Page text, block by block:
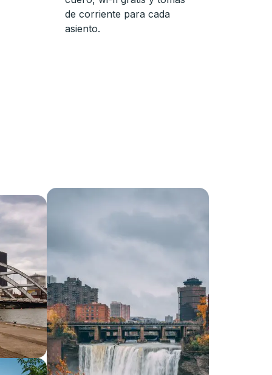
de corriente para cada
asiento.